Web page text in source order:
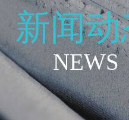
新闻动
NEWS